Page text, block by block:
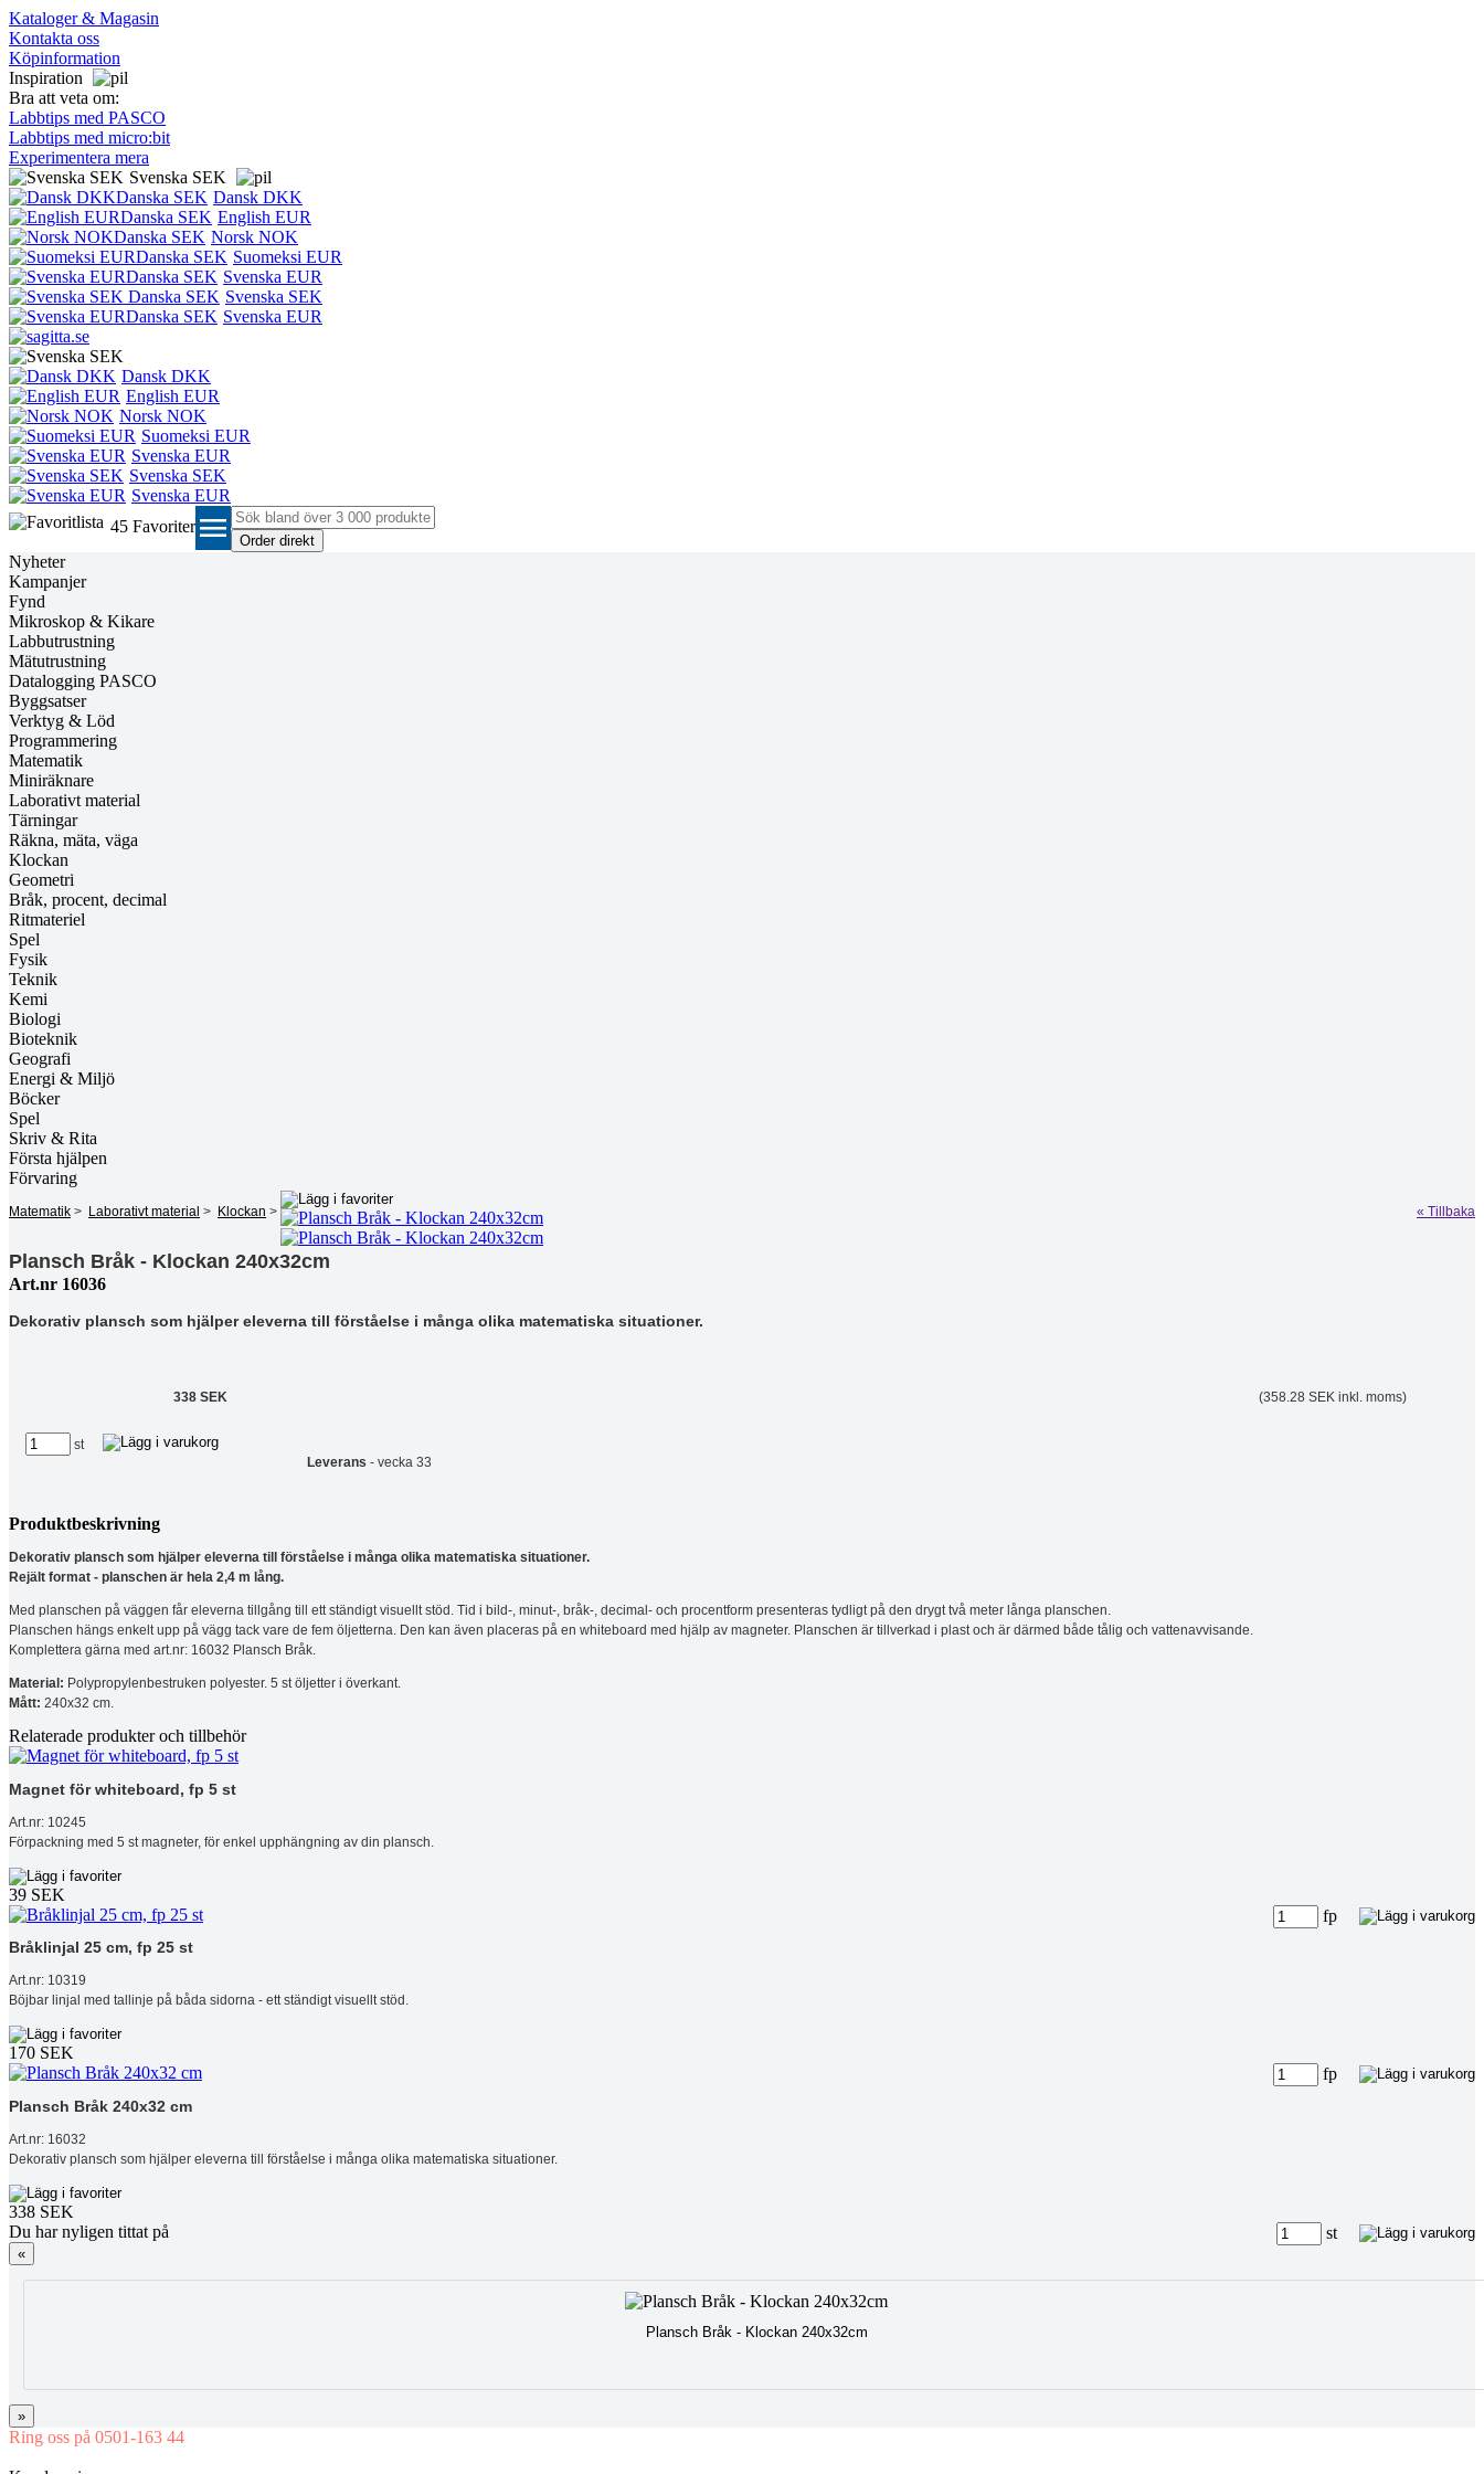
Kataloger & Magasin
Kontakta oss
Köpinformation
Inspiration
Bra att veta om:
Labbtips med PASCO
Labbtips med micro:bit
Experimentera mera
Svenska SEK
Dansk DKK
English EUR
Norsk NOK
Suomeksi EUR
Svenska EUR
Svenska SEK
Svenska EUR
Dansk DKK
English EUR
Norsk NOK
Suomeksi EUR
Svenska EUR
Svenska SEK
Svenska EUR
45 Favoriter menu
Nyheter
Kampanjer
Fynd
Mikroskop & Kikare
Labbutrustning
Mätutrustning
Datalogging PASCO
Byggsatser
Verktyg & Löd
Programmering
Matematik
Miniräknare
Laborativt material
Tärningar
Räkna, mäta, väga
Klockan
Geometri
Bråk, procent, decimal
Ritmateriel
Spel
Fysik
Teknik
Kemi
Biologi
Bioteknik
Geografi
Energi & Miljö
Böcker
Spel
Skriv & Rita
Första hjälpen
Förvaring
Matematik > Laborativt material > Klockan > « Tillbaka
Plansch Bråk - Klockan 240x32cm
Art.nr 16036
Dekorativ plansch som hjälper eleverna till förståelse i många olika matematiska situationer.
338 SEK (358.28 SEK inkl. moms)
st
Leverans - vecka 33
Produktbeskrivning
Dekorativ plansch som hjälper eleverna till förståelse i många olika matematiska situationer.
Rejält format - planschen är hela 2,4 m lång.
Med planschen på väggen får eleverna tillgång till ett ständigt visuellt stöd. Tid i bild-, minut-, bråk-, decimal- och procentform presenteras tydligt på den drygt två meter långa planschen.
Planschen hängs enkelt upp på vägg tack vare de fem öljetterna. Den kan även placeras på en whiteboard med hjälp av magneter. Planschen är tillverkad i plast och är därmed både tålig och vattenavvisande.
Komplettera gärna med art.nr: 16032 Plansch Bråk.
Material: Polypropylenbestruken polyester. 5 st öljetter i överkant.
Mått: 240x32 cm.
Relaterade produkter och tillbehör
Magnet för whiteboard, fp 5 st
Art.nr: 10245
Förpackning med 5 st magneter, för enkel upphängning av din plansch.
39 SEK
fp
Bråklinjal 25 cm, fp 25 st
Art.nr: 10319
Böjbar linjal med tallinje på båda sidorna - ett ständigt visuellt stöd.
170 SEK
fp
Plansch Bråk 240x32 cm
Art.nr: 16032
Dekorativ plansch som hjälper eleverna till förståelse i många olika matematiska situationer.
338 SEK
st
Du har nyligen tittat på
«
Plansch Bråk - Klockan 240x32cm
»
Ring oss på 0501-163 44